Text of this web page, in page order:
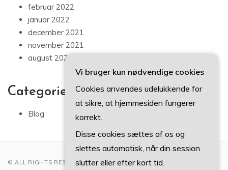
februar 2022
januar 2022
december 2021
november 2021
august 2021
Categories
Blog
© ALL RIGHTS RESERVED 2022
Vi bruger kun nødvendige cookies
Cookies anvendes udelukkende for
at sikre, at hjemmesiden fungerer
korrekt.
Disse cookies sættes af os og
slettes automatisk, når din session
slutter eller efter kort tid.